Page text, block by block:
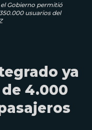
Gobierno permitió
usuarios del
ya
4.000